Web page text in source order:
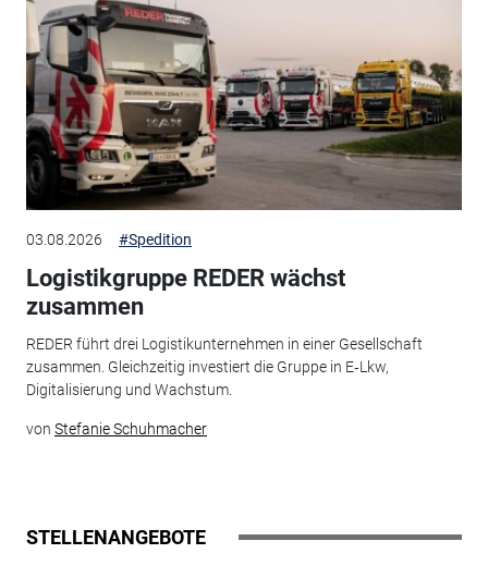
03.08.2026 #Spedition
Logistikgruppe REDER wächst
zusammen
REDER führt drei Logistikunternehmen in einer Gesellschaft
zusammen. Gleichzeitig investiert die Gruppe in E‑Lkw,
Digitalisierung und Wachstum.
von Stefanie Schuhmacher
STELLENANGEBOTE